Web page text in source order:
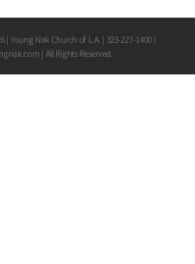
| Young Nak Church of L.A. | 323-227-1400 |
| All Rights Reserved.